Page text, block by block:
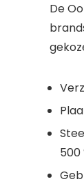
De
500